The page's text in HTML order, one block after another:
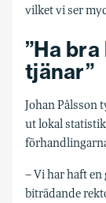
vilket vi ser
”Ha
tjänar”
Johan Pålsson
ut lokal
– Vi har haft
biträdande